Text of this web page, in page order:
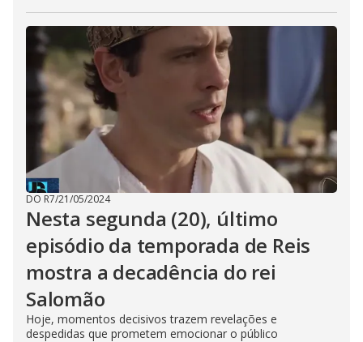
DO R7/21/05/2024
Nesta segunda (20), último
episódio da temporada de Reis
mostra a decadência do rei
Salomão
Hoje, momentos decisivos trazem revelações e
despedidas que prometem emocionar o público